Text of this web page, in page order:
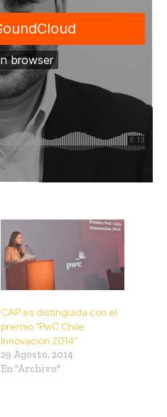
CAP es distinguida con el
premio “PwC Chile
Innovación 2014”
29 Agosto, 2014
En "Archivo"